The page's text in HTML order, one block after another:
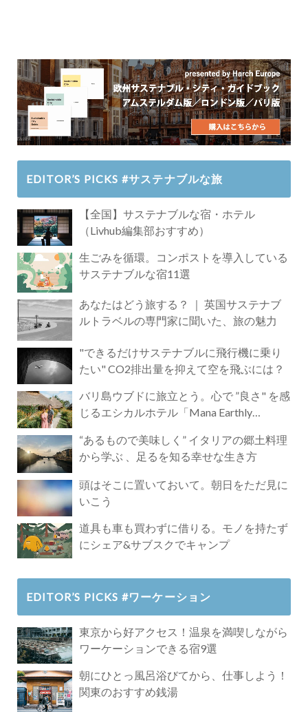
EDITOR’S PICKS #サステナブルな旅
【全国】サステナブルな宿・ホテル
（Livhub編集部おすすめ）
生ごみを循環。コンポストを導入している
サステナブルな宿11選
あなたはどう旅する？ ｜ 英国サステナブ
ルトラベルの専門家に聞いた、旅の魅力
"できるだけサステナブルに飛行機に乗り
たい" CO2排出量を抑えて空を飛ぶには？
バリ島ウブドに旅立とう。心で ”良さ" を感
じるエシカルホテル「Mana Earthly
“あるもので美味しく” イタリアの郷土料理
から学ぶ 、足るを知る幸せな生き方
頭はそこに置いておいて。朝日をただ見に
いこう
道具も車も買わずに借りる。モノを持たず
にシェア&サブスクでキャンプ
EDITOR’S PICKS #ワーケーション
東京から好アクセス！温泉を満喫しながら
ワーケーションできる宿9選
朝にひとっ風呂浴びてから、仕事しよう！
関東のおすすめ銭湯